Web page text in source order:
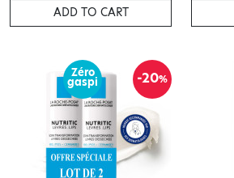
ADD TO CART
-20%
Zéro
gaspi